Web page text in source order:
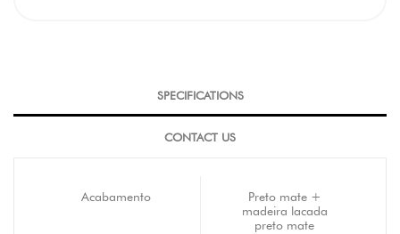
SPECIFICATIONS
CONTACT US
Acabamento
Preto mate +
madeira lacada
preto mate